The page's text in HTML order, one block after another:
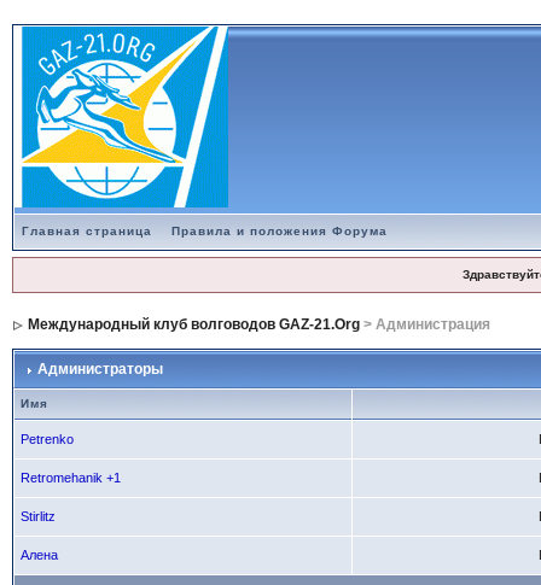
Главная страница Правила и положения Форума
Международный клуб волговодов GAZ-21.Org> Администрация
Администраторы
Имя
Petrenko
Retromehanik +1
Stirlitz
Алена